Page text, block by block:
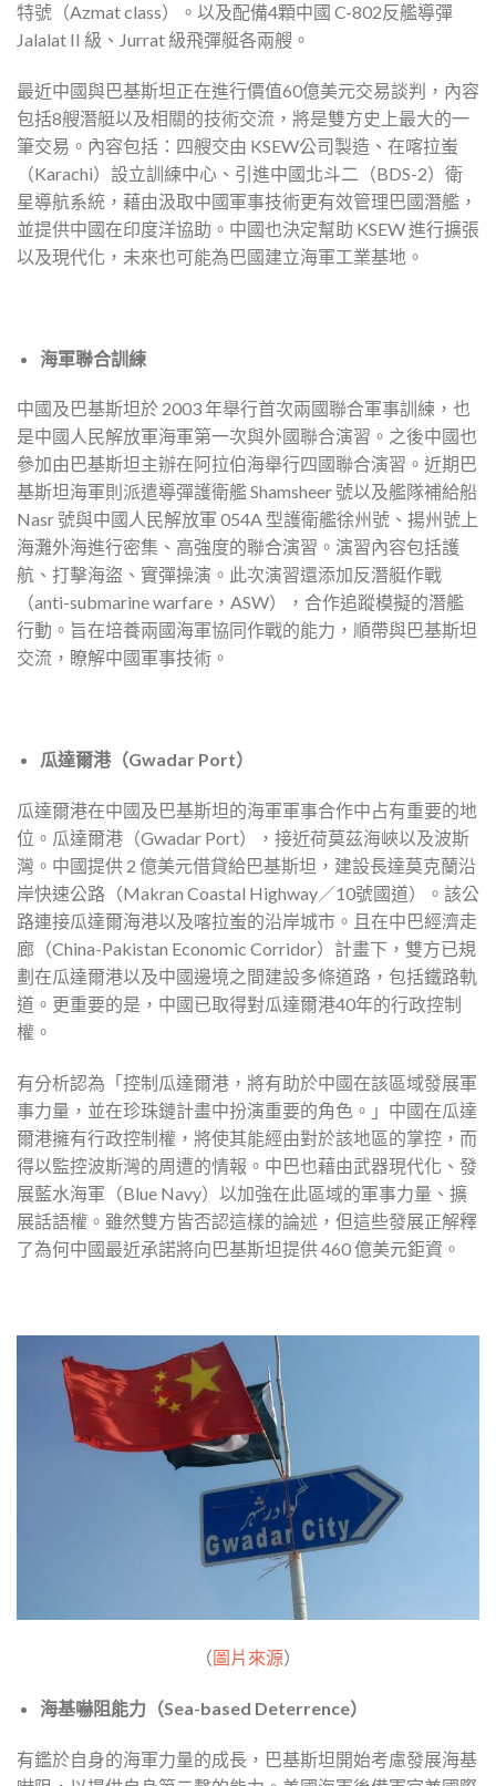
特號（Azmat class）。以及配備4顆中國 C-802反艦導彈
Jalalat II 級、Jurrat 級飛彈艇各兩艘。
最近中國與巴基斯坦正在進行價值60億美元交易談判，內容
包括8艘潛艇以及相關的技術交流，將是雙方史上最大的一
筆交易。內容包括：四艘交由 KSEW公司製造、在喀拉蚩
（Karachi）設立訓練中心、引進中國北斗二（BDS-2）衛
星導航系統，藉由汲取中國軍事技術更有效管理巴國潛艦，
並提供中國在印度洋協助。中國也決定幫助 KSEW 進行擴張
以及現代化，未來也可能為巴國建立海軍工業基地。
海軍聯合訓練
中國及巴基斯坦於 2003 年舉行首次兩國聯合軍事訓練，也
是中國人民解放軍海軍第一次與外國聯合演習。之後中國也
參加由巴基斯坦主辦在阿拉伯海舉行四國聯合演習。近期巴
基斯坦海軍則派遣導彈護衛艦 Shamsheer 號以及艦隊補給船
Nasr 號與中國人民解放軍 054A 型護衛艦徐州號、揚州號上
海灘外海進行密集、高強度的聯合演習。演習內容包括護
航、打擊海盜、實彈操演。此次演習還添加反潛艇作戰
（anti-submarine warfare，ASW），合作追蹤模擬的潛艦
行動。旨在培養兩國海軍協同作戰的能力，順帶與巴基斯坦
交流，瞭解中國軍事技術。
瓜達爾港（Gwadar Port）
瓜達爾港在中國及巴基斯坦的海軍軍事合作中占有重要的地
位。瓜達爾港（Gwadar Port），接近荷莫茲海峽以及波斯
灣。中國提供 2 億美元借貸給巴基斯坦，建設長達莫克蘭沿
岸快速公路（Makran Coastal Highway／10號國道）。該公
路連接瓜達爾海港以及喀拉蚩的沿岸城市。且在中巴經濟走
廊（China-Pakistan Economic Corridor）計畫下，雙方已規
劃在瓜達爾港以及中國邊境之間建設多條道路，包括鐵路軌
道。更重要的是，中國已取得對瓜達爾港40年的行政控制
權。
有分析認為「控制瓜達爾港，將有助於中國在該區域發展軍
事力量，並在珍珠鏈計畫中扮演重要的角色。」中國在瓜達
爾港擁有行政控制權，將使其能經由對於該地區的掌控，而
得以監控波斯灣的周遭的情報。中巴也藉由武器現代化、發
展藍水海軍（Blue Navy）以加強在此區域的軍事力量、擴
展話語權。雖然雙方皆否認這樣的論述，但這些發展正解釋
了為何中國最近承諾將向巴基斯坦提供 460 億美元鉅資。
（圖片來源）
海基嚇阻能力（Sea-based Deterrence）
有鑑於自身的海軍力量的成長，巴基斯坦開始考慮發展海基